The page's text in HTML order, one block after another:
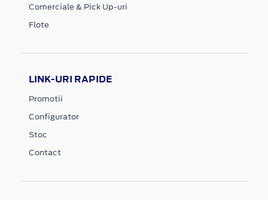
Comerciale & Pick Up-uri
Flote
LINK-URI RAPIDE
Promotii
Configurator
Stoc
Contact